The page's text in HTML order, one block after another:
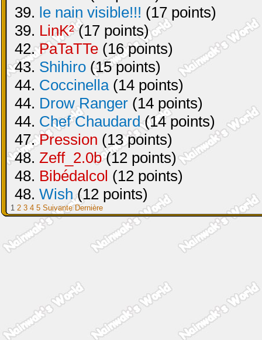
39. le nain visible!!! (17 points)
39. LinK²(17 points)
42.PaTaTTe (16 points)
43. Shihiro (15 points)
44. Coccinella(14 points)
44. Drow Ranger (14 points)
44. Chef Chaudard(14 points)
47.Pression (13 points)
48. Zeff_2.0b(12 points)
48. Bibédalcol (12 points)
48. Wish(12 points)
1 2 3 4 5 Suivante Dernière